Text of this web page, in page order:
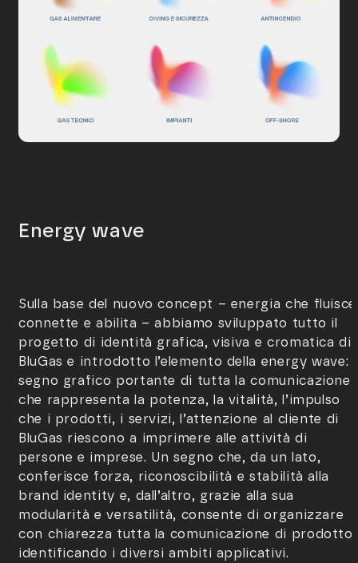
Energy wave
Sulla base del nuovo concept – energia che
connette e abilita – abbiamo sviluppato tutto il
progetto di identità grafica, visiva e cromatica di
BluGas e introdotto l’elemento della energy wave:
segno grafico portante di tutta la comunicazione,
che rappresenta la potenza, la vitalità, l’impulso
che i prodotti, i servizi, l’attenzione al cliente di
BluGas riescono a imprimere alle attività di
persone e imprese. Un segno che, da un lato,
conferisce forza, riconoscibilità e stabilità alla
brand identity e, dall’altro, grazie alla sua
modularità e versatilità, consente di organizzare
con chiarezza tutta la comunicazione di prodotto,
identificando i diversi ambiti applicativi.